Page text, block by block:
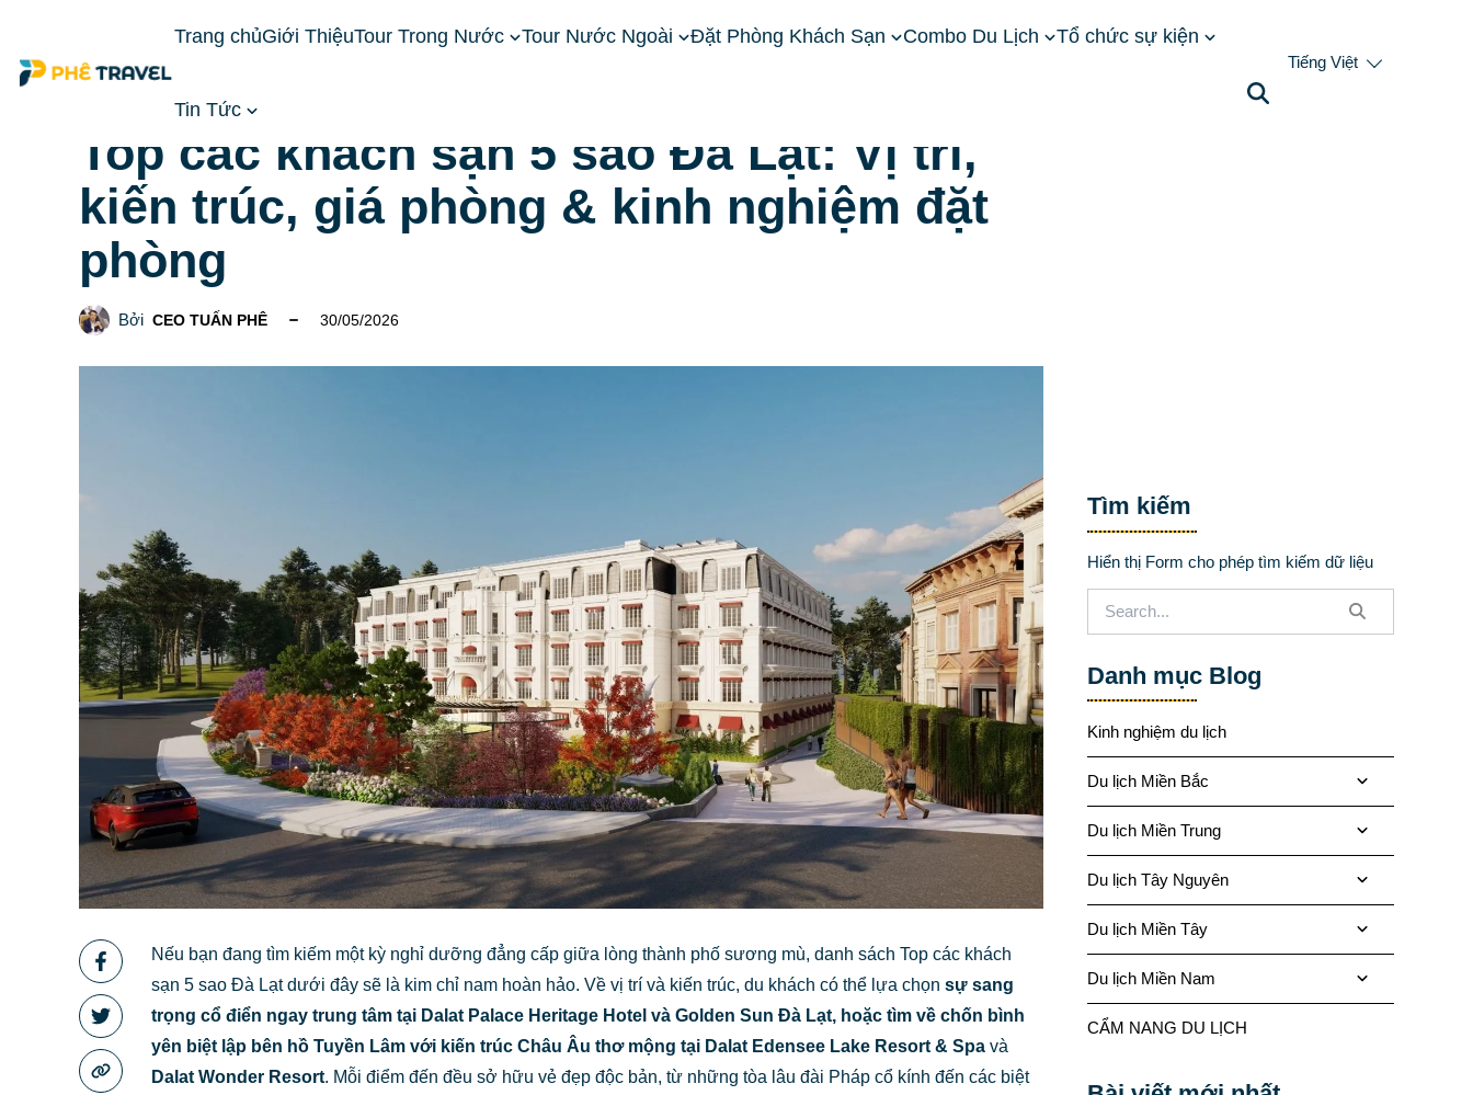
Trang chủGiới ThiệuTour Trong Nước Tour Nước Ngoài Đặt Phòng Khách Sạn Combo Du Lịch Tổ chức sự kiện
Tin Tức
Tiếng Việt
Du lịch Tây Nguyên
Top các khách sạn 5 sao Đà Lạt: Vị trí,
kiến trúc, giá phòng & kinh nghiệm đặt
phòng
Bởi CEO TUẤN PHÊ 30/05/2026
Nếu bạn đang tìm kiếm một kỳ nghỉ dưỡng đẳng cấp giữa lòng thành phố sương mù, danh sách Top các khách
sạn 5 sao Đà Lạt dưới đây sẽ là kim chỉ nam hoàn hảo. Về vị trí và kiến trúc, du khách có thể lựa chọn sự sang
trọng cổ điển ngay trung tâm tại Dalat Palace Heritage Hotel và Golden Sun Đà Lạt, hoặc tìm về chốn bình
yên biệt lập bên hồ Tuyền Lâm với kiến trúc Châu Âu thơ mộng tại Dalat Edensee Lake Resort & Spa và
Dalat Wonder Resort. Mỗi điểm đến đều sở hữu vẻ đẹp độc bản, từ những tòa lâu đài Pháp cổ kính đến các biệt
Tìm kiếm
Hiển thị Form cho phép tìm kiếm dữ liệu
Danh mục Blog
Kinh nghiệm du lịch
Du lịch Miền Bắc
Du lịch Miền Trung
Du lịch Tây Nguyên
Du lịch Miền Tây
Du lịch Miền Nam
CẨM NANG DU LỊCH